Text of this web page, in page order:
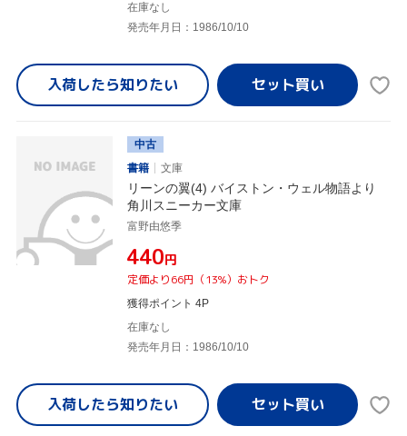
在庫なし
発売年月日：1986/10/10
入荷したら知りたい
中古
書籍
文庫
リーンの翼(4) バイストン・ウェル物語より
角川スニーカー文庫
富野由悠季
¥440円
定価より66円（13%）おトク
獲得ポイント 4P
在庫なし
発売年月日：1986/10/10
入荷したら知りたい